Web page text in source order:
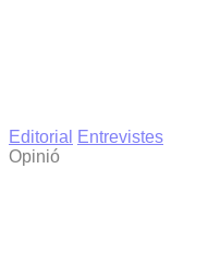
Editorial
Entrevistes
Opinió